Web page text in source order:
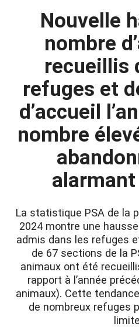
Nouvelle
nombre
recueillis
refuges et
d’accueil
nombre
La statistique PSA de la
2024 montre une
admis dans les refuges
de 67 sections de la
animaux ont été
rapport à l’année
animaux). Cette
de nombreux refuges